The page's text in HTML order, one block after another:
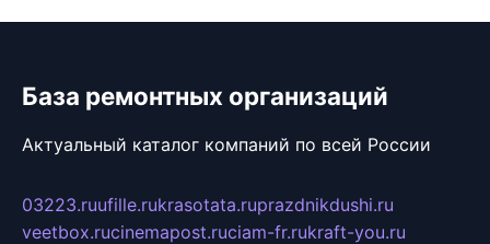
База ремонтных организаций
Актуальный каталог компаний по всей России
03223.ruufille.rukrasotata.ruprazdnikdushi.ru
veetbox.rucinemapost.ruciam-fr.rukraft-you.ru